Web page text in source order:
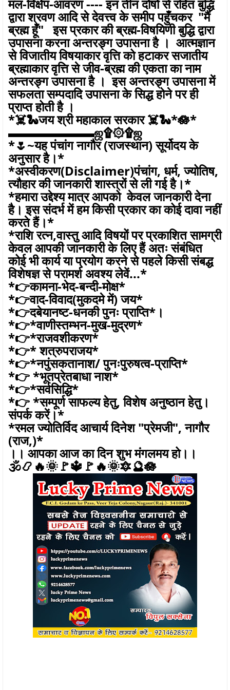
मल-विक्षेप-आवरण ---- इन तीन दोषों से रहित बुद्धि
द्वारा श्रवण आदि से देवत्त्व के समीप पहुँचकर "मैं
ब्रह्म हूँ" इस प्रकार की ब्रह्म-विषयिणी बुद्धि द्वारा
उपासना करना अन्तरङ्ग उपासना है । आत्मज्ञान
से विजातीय विषयाकार वृत्ति को हटाकर सजातीय
ब्रह्माकार वृत्ति से जीव-ब्रह्म की एकता का नाम
अन्तरङ्ग उपासना है । इस अन्तरङ्ग उपासना में
सफलता सम्पदादि उपासना के सिद्ध होने पर ही
प्राप्त होती है ।
*☠️🐍जय श्री महाकाल सरकार ☠️🐍*🪷*
▬▬▬▬▬▬▬ஜ۩۞۩ஜ
*🌷~यह पंचांग नागौर (राजस्थान) सूर्योदय के
अनुसार है।*
*अस्वीकरण(Disclaimer)पंचांग, धर्म, ज्योतिष,
त्यौहार की जानकारी शास्त्रों से ली गई है।*
*हमारा उद्देश्य मात्र आपको केवल जानकारी देना
है। इस संदर्भ में हम किसी प्रकार का कोई दावा नहीं
करते हैं।*
*राशि रत्न,वास्तु आदि विषयों पर प्रकाशित सामग्री
केवल आपकी जानकारी के लिए हैं अतः संबंधित
कोई भी कार्य या प्रयोग करने से पहले किसी संबद्ध
विशेषज्ञ से परामर्श अवश्य लेवें...*
*👉कामना-भेद-बन्दी-मोक्ष*
*👉वाद-विवाद(मुकदमे में) जय*
*👉दबेयानष्ट-धनकी पुनः प्राप्ति*।
*👉*वाणीस्तम्भन-मुख-मुद्रण*
*👉*राजवशीकरण*
*👉* शत्रुपराजय*
*👉*नपुंसकतानाश/ पुनःपुरुषत्व-प्राप्ति*
*👉 *भूतप्रेतबाधा नाश*
*👉*सर्वसिद्धि*
*👉 *सम्पूर्ण साफल्य हेतु, विशेष अनुष्ठान हेतु।
संपर्क करें।*
*रमल ज्योतिर्विद आचार्य दिनेश "प्रेमजी", नागौर
(राज,)*
।। आपका आज का दिन शुभ मंगलमय हो।।
🕉️📿🔥🌞🚩🔱🚩🔥🌞🔯🔮🪷